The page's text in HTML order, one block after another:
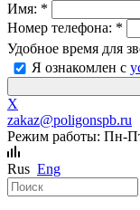
Имя: *
Номер телефона: *
Удобное время для
Я ознакомлен с
X
zakaz@poligonspb.ru
Режим работы: Пн-
Rus Eng